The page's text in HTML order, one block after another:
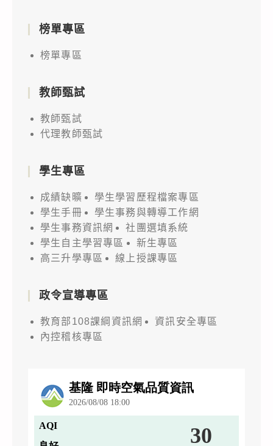
榜單專區
榜單專區
教師甄試
教師甄試
代理教師甄試
學生專區
成績缺曠
學生學習歷程檔案專區
學生手冊
學生事務與轉導工作網
學生事務資訊網
社團選填系統
學生自主學習專區
新生專區
高三升學專區
線上授課專區
政令宣導專區
教育部108課綱資訊網
資訊安全專區
內控稽核專區